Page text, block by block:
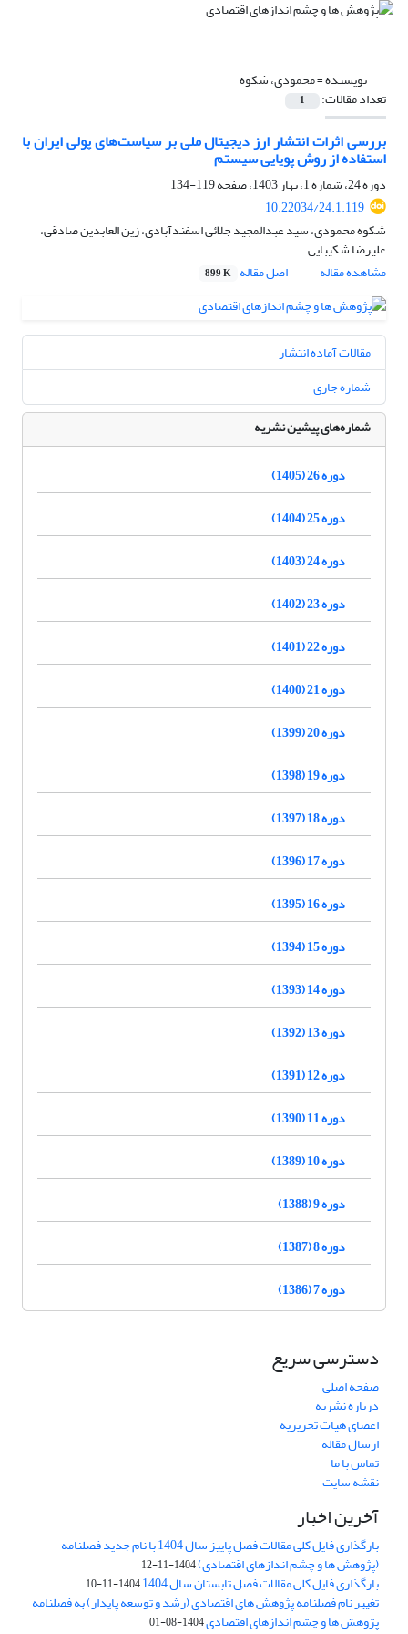
نویسنده =محمودی، شکوه
تعداد مقالات: 1
بررسی اثرات انتشار ارز دیجیتال ملی بر سیاست‌های پولی ایران با
استفاده از روش پویایی سیستم
دوره 24، شماره 1، بهار 1403، صفحه
119-134
10.22034/24.1.119
شکوه محمودی، سید عبدالمجید جلائی اسفندآبادی، زین العابدین صادقی،
علیرضا شکیبایی
مشاهده مقاله
اصل مقاله 899 K
مقالات آماده انتشار
شماره جاری
شماره‌های پیشین نشریه
دوره 26 (1405)
دوره 25 (1404)
دوره 24 (1403)
دوره 23 (1402)
دوره 22 (1401)
دوره 21 (1400)
دوره 20 (1399)
دوره 19 (1398)
دوره 18 (1397)
دوره 17 (1396)
دوره 16 (1395)
دوره 15 (1394)
دوره 14 (1393)
دوره 13 (1392)
دوره 12 (1391)
دوره 11 (1390)
دوره 10 (1389)
دوره 9 (1388)
دوره 8 (1387)
دوره 7 (1386)
دسترسی سریع
صفحه اصلی
درباره نشریه
اعضای هیات تحریریه
ارسال مقاله
تماس با ما
نقشه سایت
آخرین اخبار
بارگذاری فایل کلی مقالات فصل پاییز سال 1404 با نام جدید فصلنامه
(پژوهش ها و چشم اندازهای اقتصادی)1404-11-12
بارگذاری فایل کلی مقالات فصل تابستان سال 1404 1404-11-10
تغییر نام فصلنامه پژوهش های اقتصادی (رشد و توسعه پایدار) به فصلنامه
پژوهش ها و چشم اندازهای اقتصادی1404-08-01